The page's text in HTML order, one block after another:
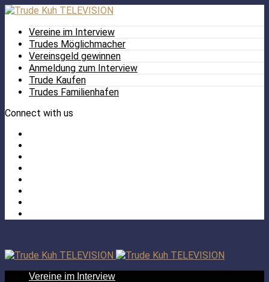
Vereine im Interview
Trudes Möglichmacher
Vereinsgeld gewinnen
Anmeldung zum Interview
Trude Kaufen
Trudes Familienhafen
Connect with us
Vereine im Interview